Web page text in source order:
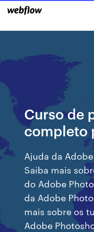
Curso de
completo
Ajuda da
Saiba mais
do Adobe
da Adobe
mais sobre os
Adobe